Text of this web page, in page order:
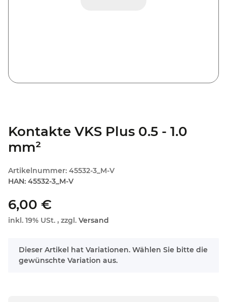
Kontakte VKS Plus 0.5 - 1.0
mm²
Artikelnummer: 45532-3_M-V
HAN: 45532-3_M-V
6,00 €
inkl. 19% USt. , zzgl. Versand
x
Dieser Artikel hat Variationen. Wählen Sie bitte die
gewünschte Variation aus.